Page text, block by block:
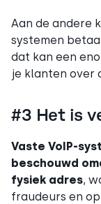
Aan de andere
systemen
dat kan een
je klanten over
#3 Het is
Vaste VoIP-
beschouwd
fysiek adres,
fraudeurs en